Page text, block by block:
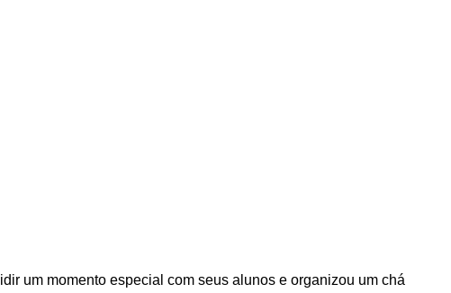
um momento especial com seus alunos e organizou um chá